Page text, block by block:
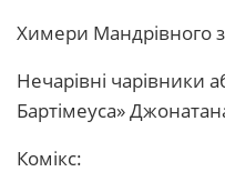
Химери Мандрівного
Нечарівні чарівники
Бартімеуса»
Комікс: